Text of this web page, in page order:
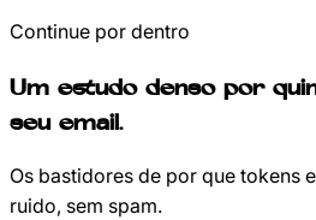
Continue por dentro
Um estudo denso por
seu email.
Os bastidores de por que tokens
ruido, sem spam.